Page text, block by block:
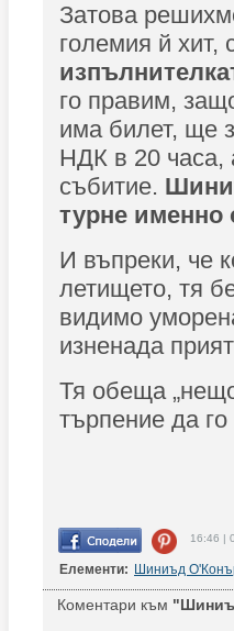
Затова
големия й хит,
го правим,
има билет, ще
НДК в 20 часа,
събитие.
турне именно
И въпреки, че
летището, тя
видимо
изненада
Тя обеща
търпение да
16:46 |
Елементи: Шиниъд
Коментари към